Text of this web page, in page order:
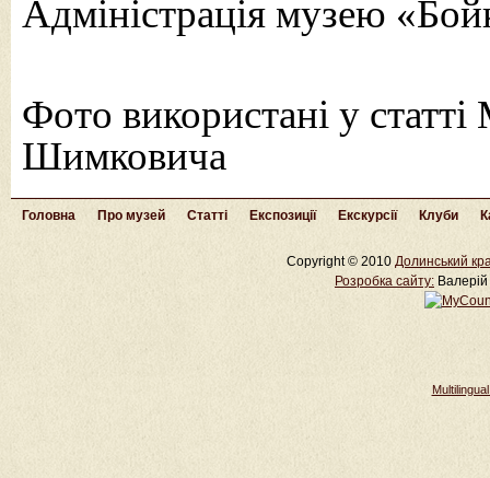
Адміністрація музею
Фото використані у
Шимковича
Головна Про музей Статті Експозиції Екскурсії Клуби
Copyright © 2010 Долинський
Розробка cайту: